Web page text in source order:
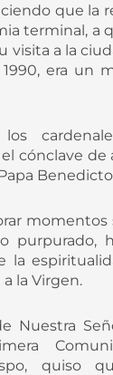
que la
terminal, a
visita a la
era un
cónclave de
Benedicto
momentos
purpurado,
la
la Virgen.
Nuestra
quiso